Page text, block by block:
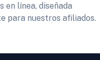
en línea, diseñada
para nuestros afiliados.